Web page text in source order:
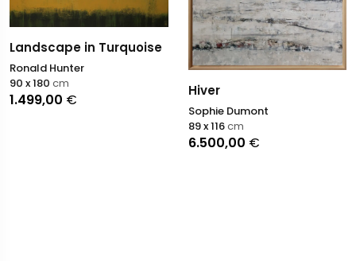
Landscape in Turquoise
Ronald Hunter
1.499,00 €
90 x 180 cm Hiver
Sophie Dumont
6.500,00 €
89 x 116cm